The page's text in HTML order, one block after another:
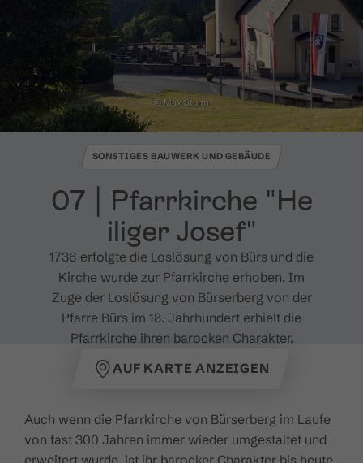
© Max Sturm
07 ​|​ Pfarrkirche "He
iliger Josef"
SONSTIGES BAUWERK UND GEBÄUDE
1736 erfolgte die Loslösung von Bürs und die
Kirche wurde zur Pfarrkirche erhoben. Im
Zuge der Loslösung von Bürserberg von der
Pfarre Bürs im 18. Jahrhundert erhielt die
Pfarrkirche ihren barocken Charakter.
AUF KARTE ANZEIGEN
Auch wenn die Pfarrkirche von Bürserberg im Laufe
von fast 300 Jahren immer wieder umgestaltet und
erweitert wurde, ist ihr barocker Charakter bis heute